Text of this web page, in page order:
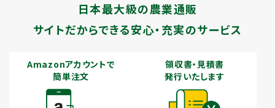
日本最大級の農業通販
サイトだからできる安心・充実のサービス
Amazonアカウントで
簡単注文
領収書・見積書
発行いたします